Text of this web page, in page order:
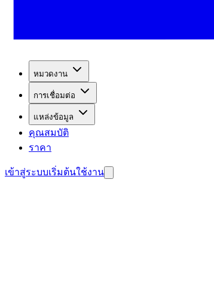
หมวดงาน
การเชื่อมต่อ
แหล่งข้อมูล
คุณสมบัติ
ราคา
เข้าสู่ระบบเริ่มต้นใช้งาน